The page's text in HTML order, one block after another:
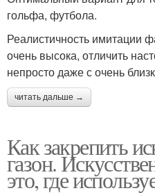
гольфа, футбола.
Реалистичность имитации
очень высока, отличить
непросто даже с очень
читать дальше →
Как закрепить
газон.
это, где